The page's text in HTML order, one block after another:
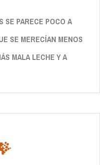
SE PARECE POCO A
SE MERECÍAN MENOS
MALA LECHE Y A